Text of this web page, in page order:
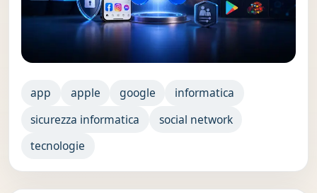
app apple google
informatica
sicurezza informatica
social network
tecnologie